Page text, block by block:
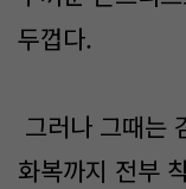
두껍다.
그러나 그때는
화복까지 전부